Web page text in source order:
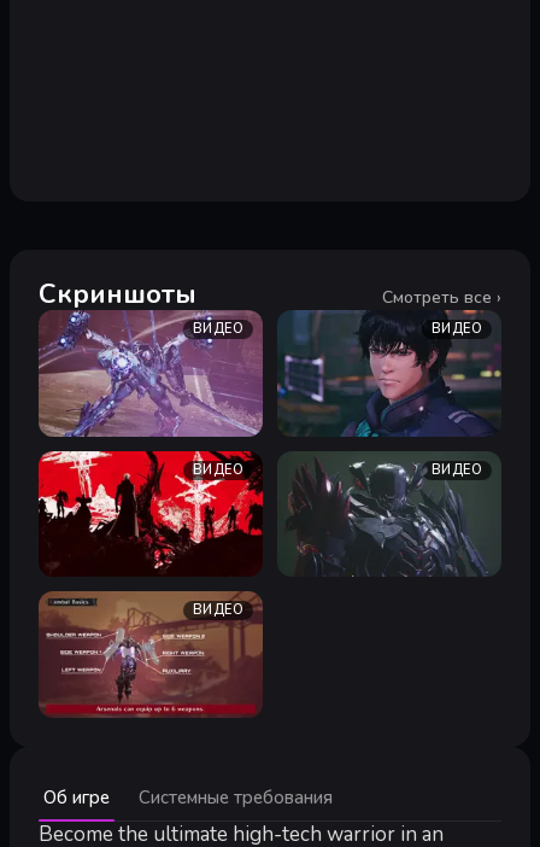
Скриншоты Смотреть все ›
ВИДЕО ВИДЕО
ВИДЕО ВИДЕО
ВИДЕО
Об игре Системные требования
Become the ultimate high-tech warrior in an
Минимальные:
Минимальные:
64-разрядные процессор и операционная система